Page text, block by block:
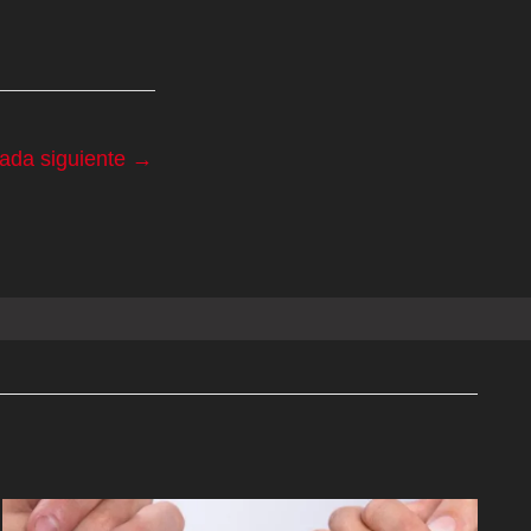
siguiente →